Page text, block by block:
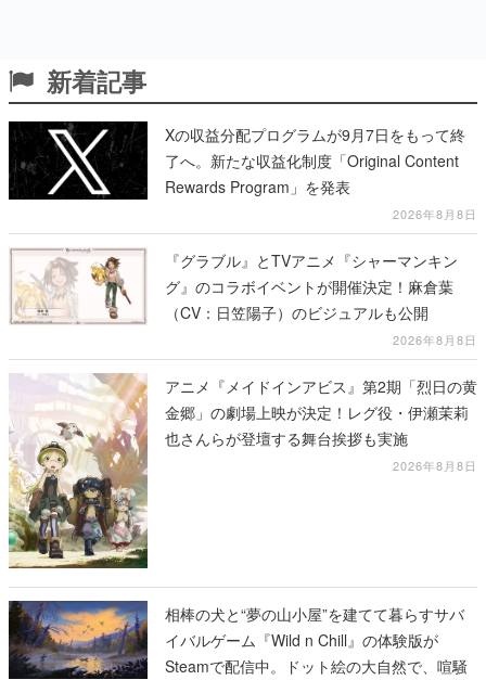
新着記事
Xの収益分配プログラムが9月7日をもって終
了へ。新たな収益化制度「Original Content
Rewards Program」を発表
2026年8月8日
『グラブル』とTVアニメ『シャーマンキン
グ』のコラボイベントが開催決定！麻倉葉
（CV：日笠陽子）のビジュアルも公開
2026年8月8日
アニメ『メイドインアビス』第2期「烈日の黄
金郷」の劇場上映が決定！レグ役・伊瀬茉莉
也さんらが登壇する舞台挨拶も実施
2026年8月8日
相棒の犬と“夢の山小屋”を建てて暮らすサバ
イバルゲーム『Wild n Chill』の体験版が
Steamで配信中。ドット絵の大自然で、喧騒